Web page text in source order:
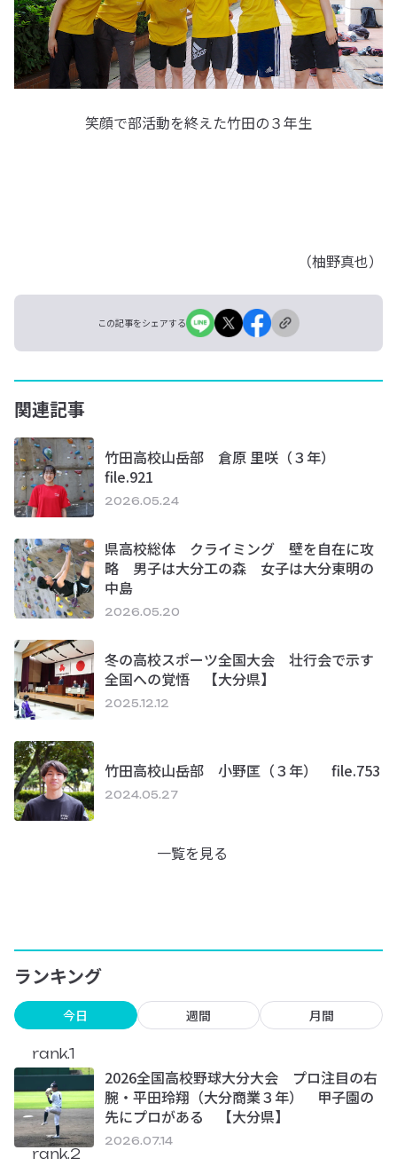
笑顔で部活動を終えた竹田の３年生
（柚野真也）
この記事をシェアする
関連記事
竹田高校山岳部 倉原 里咲（３年）
file.921
2026.05.24
県高校総体 クライミング 壁を自在に攻
略 男子は大分工の森 女子は大分東明の
中島
2026.05.20
冬の高校スポーツ全国大会 壮行会で示す
全国への覚悟 【大分県】
2025.12.12
竹田高校山岳部 小野匡（３年） file.753
2024.05.27
一覧を見る
ランキング
今日 週間 月間
rank.1
2026全国高校野球大分大会 プロ注目の右
腕・平田玲翔（大分商業３年） 甲子園の
先にプロがある 【大分県】
2026.07.14
rank.2